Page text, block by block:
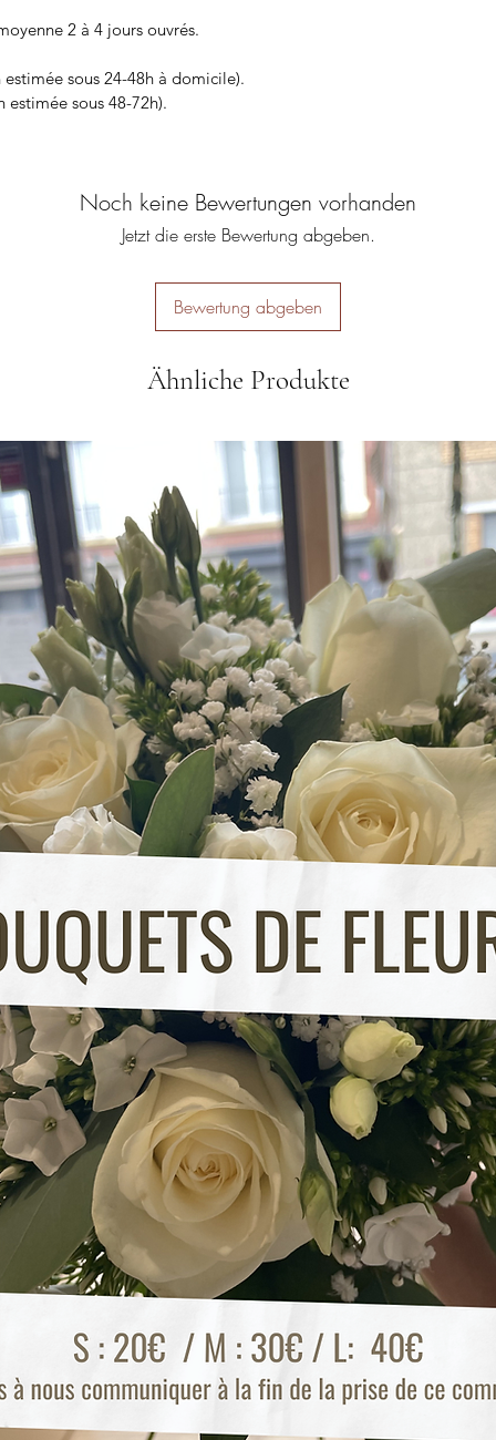
2 à 4 jours ouvrés.
estimée sous 24-48h à domicile).
estimée sous 48-72h).
Noch keine Bewertungen vorhanden
Jetzt die erste Bewertung abgeben.
Bewertung abgeben
Ähnliche Produkte